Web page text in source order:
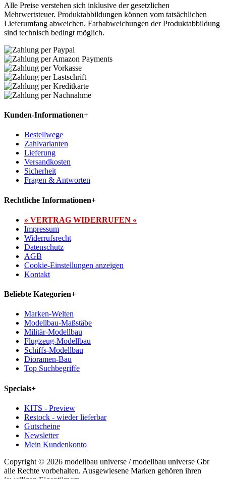
Alle Preise verstehen sich inklusive der gesetzlichen
Mehrwertsteuer. Produktabbildungen können vom tatsächlichen
Lieferumfang abweichen. Farbabweichungen der Produktabbildung
sind technisch bedingt möglich.
Kunden-Informationen+
Bestellwege
Zahlvarianten
Lieferung
Versandkosten
Sicherheit
Fragen & Antworten
Rechtliche Informationen+
» VERTRAG WIDERRUFEN «
Impressum
Widerrufsrecht
Datenschutz
AGB
Cookie-Einstellungen anzeigen
Kontakt
Beliebte Kategorien+
Marken-Welten
Modellbau-Maßstäbe
Militär-Modellbau
Flugzeug-Modellbau
Schiffs-Modellbau
Dioramen-Bau
Top Suchbegriffe
Specials+
KITS - Preview
Restock - wieder lieferbar
Gutscheine
Newsletter
Mein Kundenkonto
Copyright © 2026 modellbau universe / modellbau universe Gbr
alle Rechte vorbehalten. Ausgewiesene Marken gehören ihren